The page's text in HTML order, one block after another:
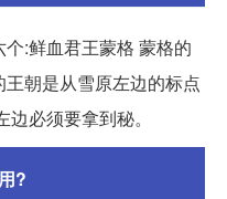
:鲜血君王蒙格 蒙格的
朝是从雪原左边的标点
必须要拿到秘。
?